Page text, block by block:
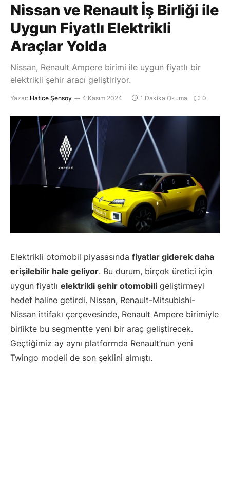
Nissan ve Renault İş Birliği ile
Uygun Fiyatlı Elektrikli
Araçlar Yolda
Nissan, Renault Ampere birimi ile uygun fiyatlı bir
elektrikli şehir aracı geliştiriyor.
Yazar: Hatice Şensoy 4 Kasım 2024 1 Dakika Okuma 0
Elektrikli otomobil piyasasında fiyatlar giderek daha
erişilebilir hale geliyor. Bu durum, birçok üretici için
uygun fiyatlı elektrikli şehir otomobili geliştirmeyi
hedef haline getirdi. Nissan, Renault-Mitsubishi-
Nissan ittifakı çerçevesinde, Renault Ampere birimiyle
birlikte bu segmentte yeni bir araç geliştirecek.
Geçtiğimiz ay aynı platformda Renault’nun yeni
Twingo modeli de son şeklini almıştı.